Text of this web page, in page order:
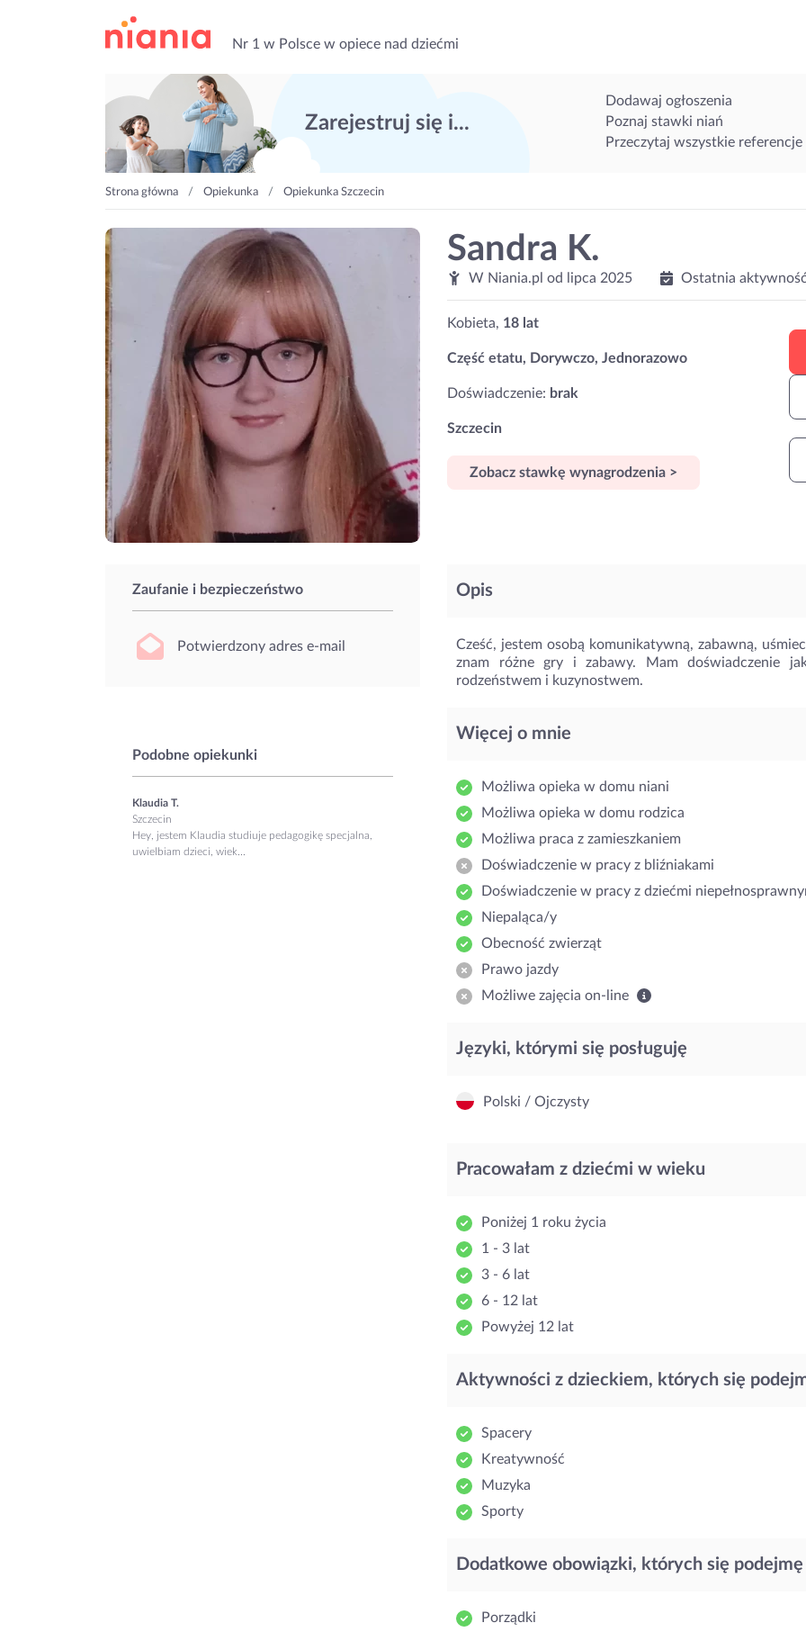
Nr 1 w Polsce w opiece nad dziećmi
Zarejestruj się i...
Dodawaj ogłoszenia
Poznaj stawki niań
Przeczytaj wszystkie referencje
Strona główna Opiekunka Opiekunka Szczecin
Sandra K.
W Niania.pl od lipca 2025 Ostatnia
Kobieta, 18 lat
Część etatu, Dorywczo, Jednorazowo
Doświadczenie: brak
Szczecin
Zobacz stawkę wynagrodzenia >
Zaufanie i bezpieczeństwo
Potwierdzony adres e-mail
Podobne opiekunki
Klaudia T.
Szczecin
Hey, jestem Klaudia studiuje pedagogikę specjalna,
uwielbiam dzieci, wiek...
Opis
Cześć, jestem osobą komunikatywną, zabawną,
znam różne gry i zabawy. Mam doświadczenie
rodzeństwem i kuzynostwem.
Więcej o mnie
Możliwa opieka w domu niani
Możliwa opieka w domu rodzica
Możliwa praca z zamieszkaniem
Doświadczenie w pracy z bliźniakami
Doświadczenie w pracy z dziećmi
Niepaląca/y
Obecność zwierząt
Prawo jazdy
Możliwe zajęcia on-line
Języki, którymi się posługuję
Polski / Ojczysty
Pracowałam z dziećmi w wieku
Poniżej 1 roku życia
1 - 3 lat
3 - 6 lat
6 - 12 lat
Powyżej 12 lat
Aktywności z dzieckiem, których się
Spacery
Kreatywność
Muzyka
Sporty
Dodatkowe obowiązki, których się podejmę
Porządki